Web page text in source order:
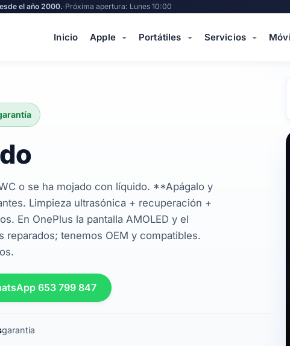
el año 2000.·Próxima apertura: Lunes 10:00
Inicio Apple Portátiles Servicios
o se ha mojado con líquido. **Apágalo y
Limpieza ultrasónica + recuperación +
En OnePlus la pantalla AMOLED y el
tenemos OEM y compatibles.
653 799 847
garantía